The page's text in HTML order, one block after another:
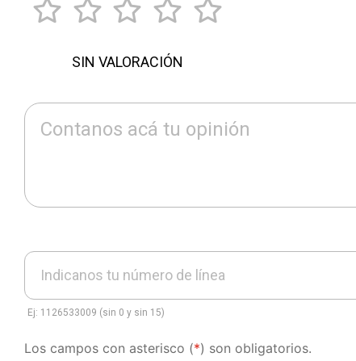
SIN VALORACIÓN
Contanos acá tu opinión
Indicanos tu número de línea
Ej: 1126533009 (sin 0 y sin 15)
Los campos con asterisco (*) son obligatorios.